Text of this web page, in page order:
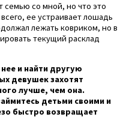
семью со мной, но что это
ее устраивает лошадь
лежать ковриком, но в
текущий расклад
и найти другую
девушек захотят
лучше, чем она.
детьми своими и
быстро возвращает